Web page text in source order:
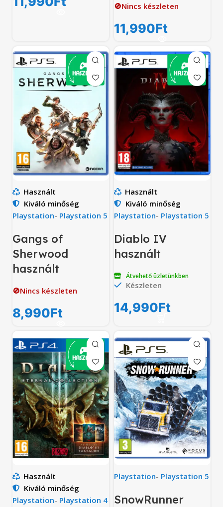
🚫Nincs készleten
11,990Ft
Használt
Kiváló minőség
Playstation- Playstation 5
Gangs of
Sherwood
használt
🚫Nincs készleten
8,990Ft
Használt
Kiváló minőség
Playstation- Playstation 5
Diablo IV
használt
Átvehető üzletünkben
Készleten
14,990Ft
Használt
Kiváló minőség
Playstation- Playstation 4
Playstation- Playstation 5
SnowRunner